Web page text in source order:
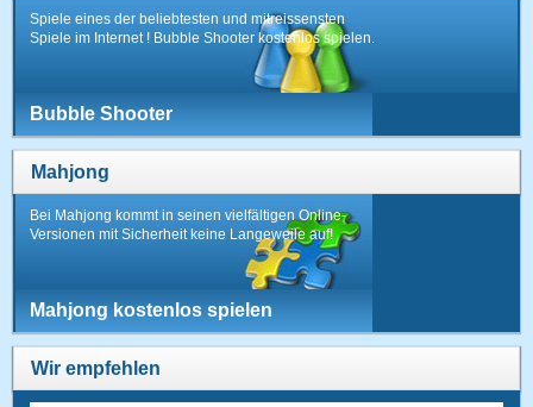
Spiele eines der beliebtesten und mitreissensten
Spiele im Internet ! Bubble Shooter kostenlos spielen.
Bubble Shooter
Mahjong
Bei Mahjong kommt in seinen vielfältigen Online-
Versionen mit Sicherheit keine Langeweile auf!
Mahjong kostenlos spielen
Wir empfehlen